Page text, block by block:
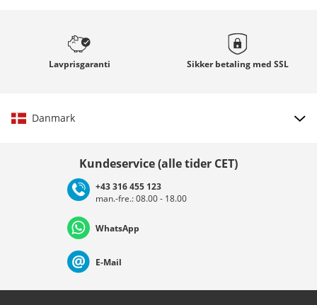
Lavprisgaranti Sikker betaling med SSL
Danmark
Deutschland Österreich
Nederland Italia (Italiano) Italien (Deutsch)
Kundeservice (alle tider CET)
+43 316 455 123
man.-fre.: 08.00 - 18.00
WhatsApp
E-Mail